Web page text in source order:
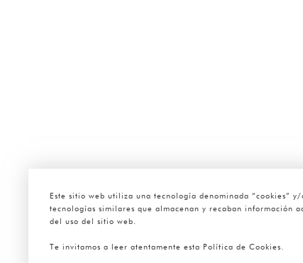
Este sitio web utiliza una tecnología denominada “cookies” y/
tecnologías similares que almacenan y recaban información
del uso del sitio web.
Te invitamos a leer atentamente esta Política de Cookies.